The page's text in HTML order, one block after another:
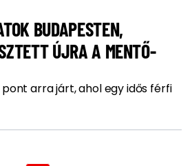
BUDAPESTEN,
ÚJRA A MENTŐ-
arra járt, ahol egy idős férfi